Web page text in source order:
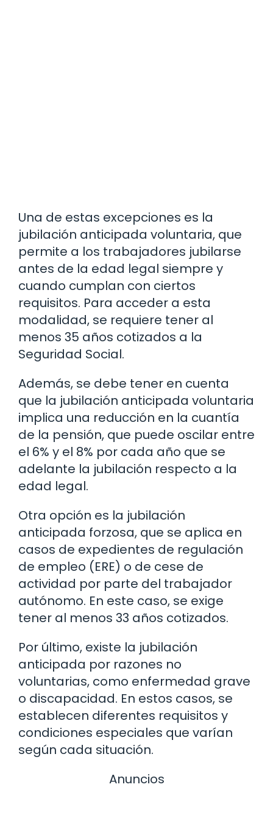
Una de estas excepciones es la
jubilación anticipada voluntaria, que
permite a los trabajadores jubilarse
antes de la edad legal siempre y
cuando cumplan con ciertos
requisitos. Para acceder a esta
modalidad, se requiere tener al
menos 35 años cotizados a la
Seguridad Social.
Además, se debe tener en cuenta
que la jubilación anticipada voluntaria
implica una reducción en la cuantía
de la pensión, que puede oscilar entre
el 6% y el 8% por cada año que se
adelante la jubilación respecto a la
edad legal.
Otra opción es la jubilación
anticipada forzosa, que se aplica en
casos de expedientes de regulación
de empleo (ERE) o de cese de
actividad por parte del trabajador
autónomo. En este caso, se exige
tener al menos 33 años cotizados.
Por último, existe la jubilación
anticipada por razones no
voluntarias, como enfermedad grave
o discapacidad. En estos casos, se
establecen diferentes requisitos y
condiciones especiales que varían
según cada situación.
Anuncios